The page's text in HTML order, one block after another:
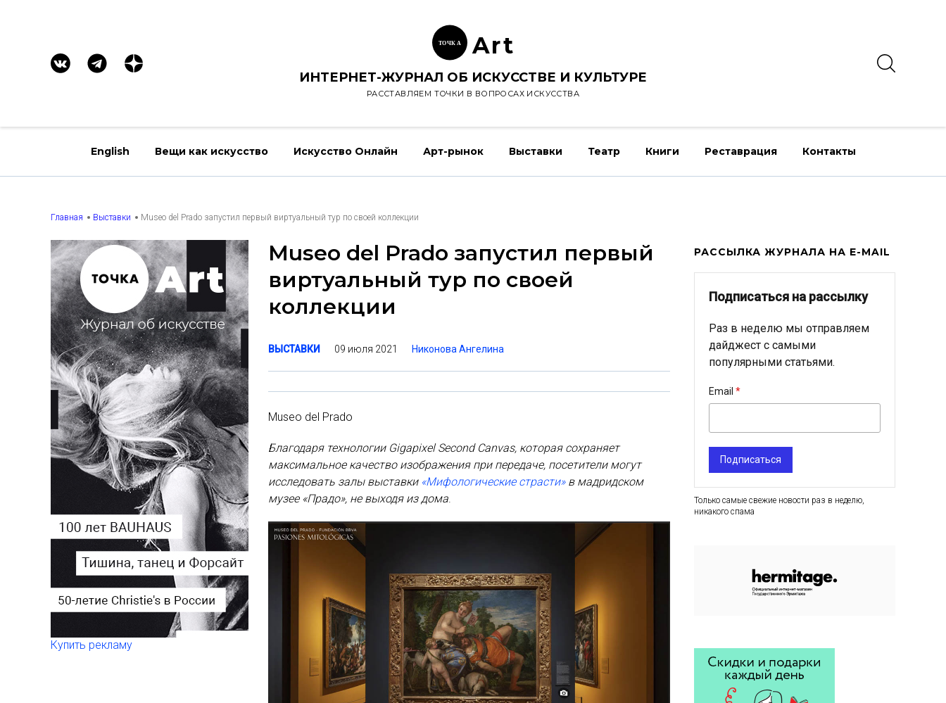
ТОЧК А Art
ИНТЕРНЕТ-ЖУРНАЛ ОБ ИСКУССТВЕ И КУЛЬТУРЕ
РАССТАВЛЯЕМ ТОЧКИ В ВОПРОСАХ ИСКУССТВА
English Вещи как искусство Искусство Онлайн Арт-рынок Выставки Театр Книги Реставрация Контакты
Главная Выставки Museo del Prado запустил первый виртуальный тур по своей коллекции
Купить рекламу
Museo del Prado запустил первый
виртуальный тур по своей
коллекции
ВЫСТАВКИ 09 июля 2021 Никонова Ангелина
Museo del Prado
Благодаря технологии Gigapixel Second Canvas, которая сохраняет
максимальное качество изображения при передаче, посетители могут
исследовать залы выставки «Мифологические страсти»в мадридском
музее «Прадо», не выходя из дома.
РАССЫЛКА ЖУРНАЛА НА E-MAIL
Подписаться на рассылку
Раз в неделю мы отправляем
дайджест с самыми
популярными статьями.
Email
Подписаться
Только самые свежие новости раз в неделю,
никакого спама